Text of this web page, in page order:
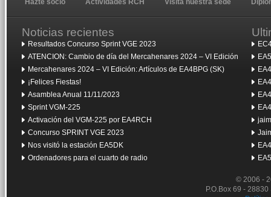
Hazte socio Actividades RCH Visita nuestra sede
Noticias recientes
Resultados Concurso Sprint VGE 2023
ATENCION: Cambio de día del Mercahenares 2024 – VI Edición
Mercahenares 2024 – VI Edición: Artículos de EA4BPG (SK)
¡Felices Fiestas!
Asamblea Anual 11/11/2023
Sprint VGM-225
Activación del VGM-225 por EA4RCH
Concurso SPRINT VGE 2023
Nos visitó la estación EA5DK
Ordenadores para el cuarto de radio
© 2006 -
P.O.Box 69 -